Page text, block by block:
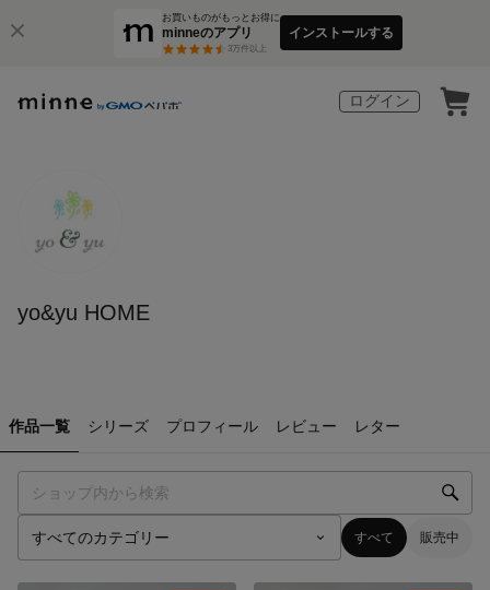
お買いものがもっとお得に
minneのアプリ
3万件以上
インストールする
ログイン
yo&yu HOME
作品一覧 シリーズ プロフィール レビュー レター
すべて 販売中